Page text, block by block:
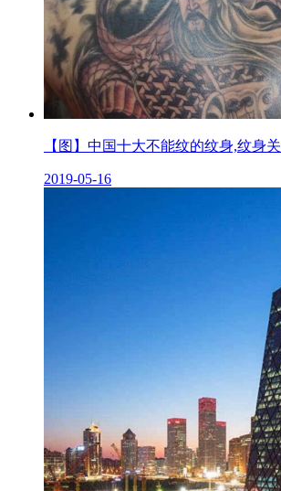
【图】中国十大不能纹的纹身,纹身
2019-05-16